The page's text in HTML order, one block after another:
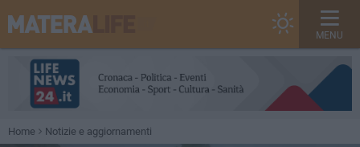
MENU
Home Notizie e aggiornamenti